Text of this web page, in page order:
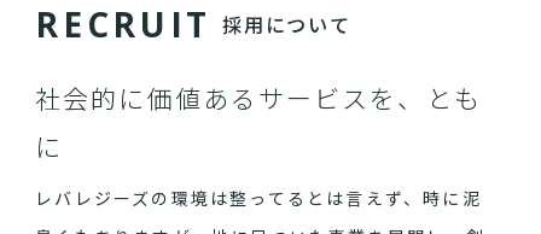
RECRU IT 採用について
社会的に価値あるサービスを、とも
に
レバレジーズの環境は整ってるとは言えず、時に泥